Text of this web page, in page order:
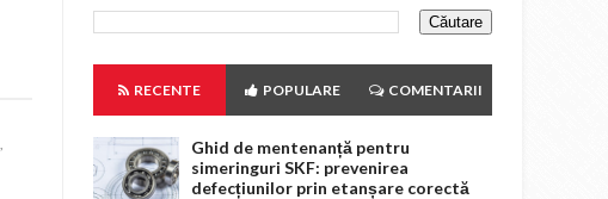
RECENTE POPULARE COMENTARII
Ghid de mentenanță pentru
simeringuri SKF: prevenirea
defecțiunilor prin etanșare corectă